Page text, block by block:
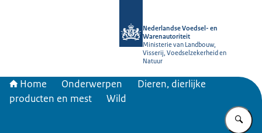
Nederlandse Voedsel- en
Warenautoriteit
Ministerie van Landbouw,
Visserij, Voedselzekerheid en
Natuur
Home Onderwerpen
Dieren, dierlijke
producten en mest
Wild